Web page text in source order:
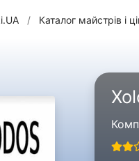
/ Каталог майстрів і